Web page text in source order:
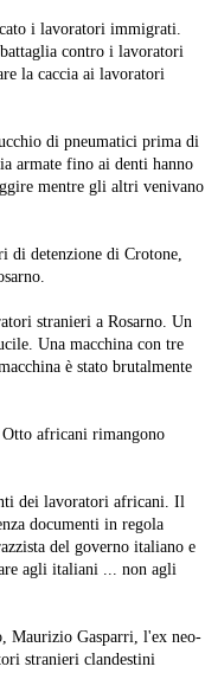
i lavoratori immigrati.
contro i lavoratori
la caccia ai lavoratori
di pneumatici prima di
armate fino ai denti hanno
mentre gli altri venivano
detenzione di Crotone,
stranieri a Rosarno. Un
Una macchina con tre
è stato brutalmente
africani rimangono
dei lavoratori africani. Il
documenti in regola
del governo italiano e
agli italiani ... non agli
Maurizio Gasparri, l'ex neo-
stranieri clandestini